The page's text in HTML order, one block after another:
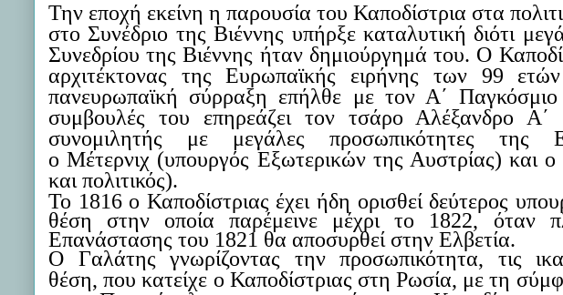
Την εποχή εκείνη η παρουσία του Καποδίστρια στα
στο Συνέδριο της Βιέννης υπήρξε καταλυτική διότι
Συνεδρίου της Βιέννης ήταν δημιούργημά του. Ο
αρχιτέκτονας της Ευρωπαϊκής ειρήνης των 99
πανευρωπαϊκή σύρραξη επήλθε με τον Α΄
συμβουλές του επηρεάζει τον τσάρο Αλέξανδρο
συνομιλητής με μεγάλες προσωπικότητες της
οΜέτερνιχ (υπουργός Εξωτερικών της Αυστρίας) και ο
και πολιτικός).
Το 1816 ο Καποδίστριας έχει ήδη ορισθεί δεύτερος
θέση στην οποία παρέμεινε μέχρι το 1822, όταν
Επανάστασης του 1821 θα αποσυρθεί στην Ελβετία.
Ο Γαλάτης γνωρίζοντας τηνπροσωπικότητα, τις
θέση, που κατείχε ο Καποδίστριας στη Ρωσία, με τη